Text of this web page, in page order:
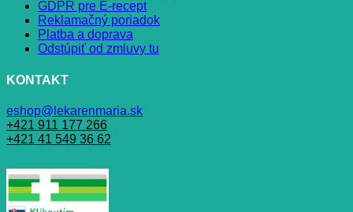
GDPR pre E-recept
Reklamačný poriadok
Platba a doprava
Odstúpiť od zmluvy tu
KONTAKT
eshop@lekarenmaria.sk
+421 911 177 266
+421 41 549 36 62